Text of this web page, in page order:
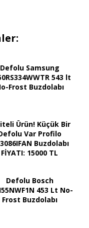
Defolu Samsung
543 lt
Frost Buzdolabı
Ürün! Küçük Bir
Var Profilo
Buzdolabı
FİYATI: 15000 TL
Defolu Bosch
453 Lt No-
Frost Buzdolabı